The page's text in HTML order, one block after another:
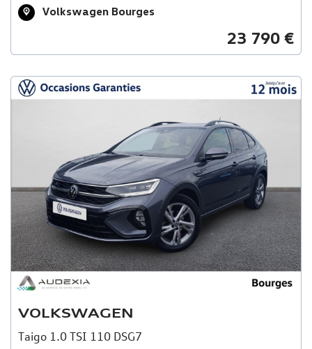
Volkswagen Bourges
23 790 €
VOLKSWAGEN
Taigo 1.0 TSI 110 DSG7